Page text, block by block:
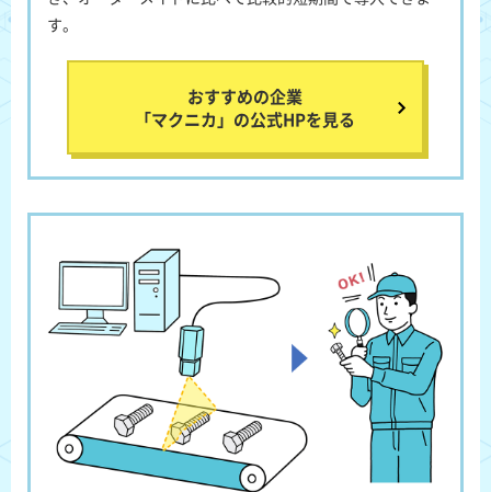
す。
おすすめの企業
「マクニカ」の公式HPを見る